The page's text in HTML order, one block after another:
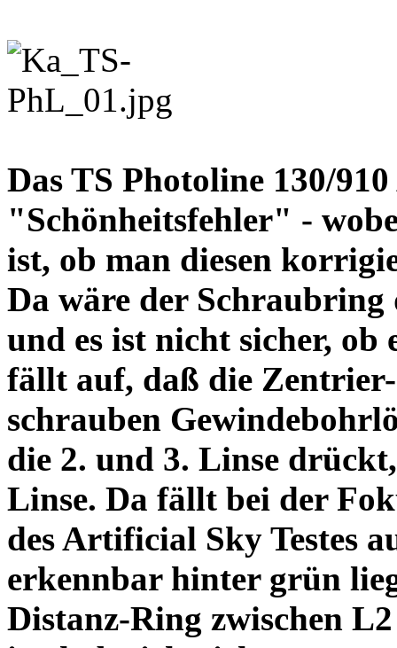
Das TS Photoline 130/
"Schönheitsfehler" -
ist, ob man diesen
Da wäre der
und es ist nicht sicher,
fällt auf, daß die Zentrier-
schrauben
die 2. und 3. Linse
Linse. Da fällt bei der
des Artificial Sky Testes
erkennbar hinter grün
Distanz-Ring zwischen